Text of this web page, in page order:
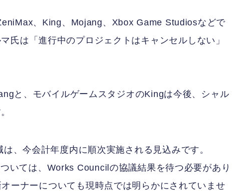
、King、Mojang、Xbox Game Studiosなどで
氏は「進行中のプロジェクトはキャンセルしない」
と、モバイルゲームスタジオのKingは今後、シャル
、今会計年度内に順次実施される見込みです。
いては、Works Councilの協議結果を待つ必要があり
ーナーについても現時点では明らかにされていませ